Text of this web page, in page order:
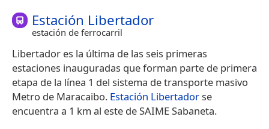
Estación Libertador
estación de ferrocarril
Libertador es la última de las seis primeras
estaciones inauguradas que forman parte de primera
etapa de la línea 1 del sistema de transporte masivo
Metro de Maracaibo. Estación Libertadorse
encuentra a 1 km al este de SAIME Sabaneta.